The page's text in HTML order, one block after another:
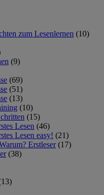
zum Lesenlernen (10)
(9)
(69)
(51)
(13)
(10)
(15)
Lesen (46)
Lesen easy! (21)
Erstleser (17)
(38)